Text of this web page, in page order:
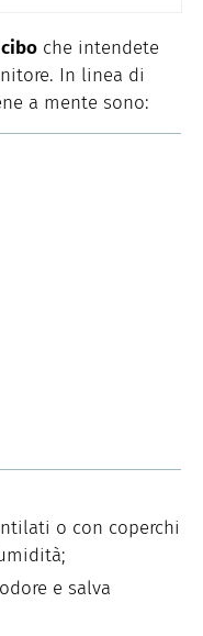
cibo che intendete
In linea di
a mente sono:
o con coperchi
e salva